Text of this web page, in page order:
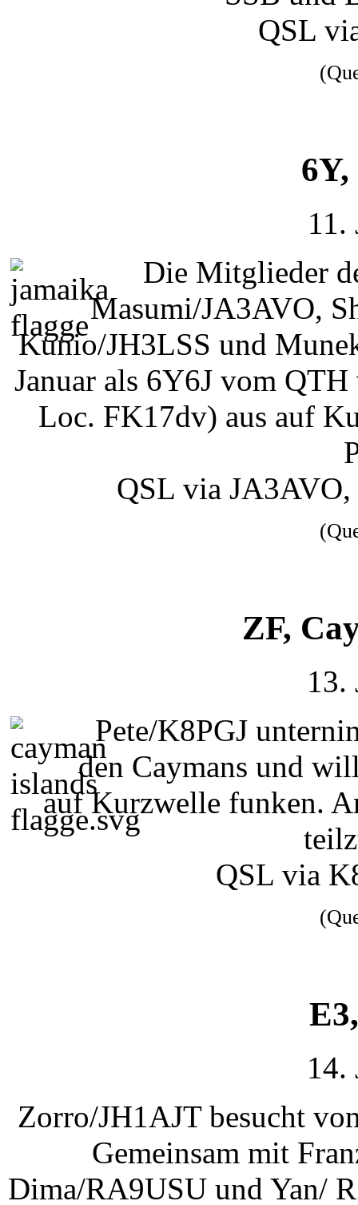
QSL
11.
Die Mitglieder
Masumi/JA3AVO,
Kunio/JH3LSS und
Januar als 6Y6J vom
Loc. FK17dv) aus auf
QSL via
ZF,
13.
Pete/K8PGJ
den Caymans und
auf Kurzwelle funken.
QSL via
14.
Zorro/JH1AJT besucht
Gemeinsam mit
Dima/RA9USU und Yan/